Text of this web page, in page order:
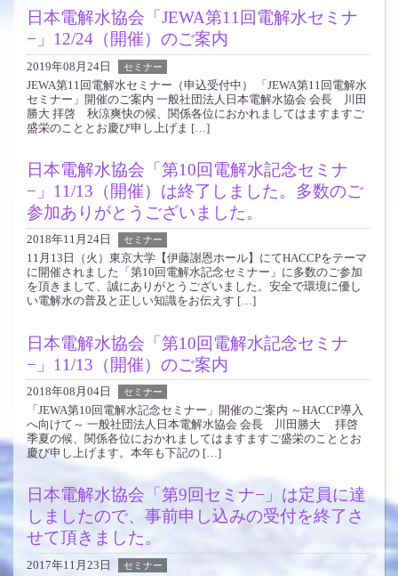
日本電解水協会「JEWA第11回電解水セミナ
−」12/24（開催）のご案内
2019年08月24日 セミナー
JEWA第11回電解水セミナー（申込受付中） 「JEWA第11回電解水
セミナー」開催のご案内 一般社団法人日本電解水協会 会長 川田
勝大 拝啓 秋涼爽快の候、関係各位におかれましてはますますご
盛栄のこととお慶び申し上げま […]
日本電解水協会「第10回電解水記念セミナ
−」11/13（開催）は終了しました。多数のご
参加ありがとうございました。
2018年11月24日 セミナー
11月13日（火）東京大学【伊藤謝恩ホール】にてHACCPをテーマ
に開催されました「第10回電解水記念セミナー」に多数のご参加
を頂きまして、誠にありがとうございました。安全で環境に優し
い電解水の普及と正しい知識をお伝えす […]
日本電解水協会「第10回電解水記念セミナ
−」11/13（開催）のご案内
2018年08月04日 セミナー
「JEWA第10回電解水記念セミナー」開催のご案内 ～HACCP導入
へ向けて～ 一般社団法人日本電解水協会 会長 川田勝大 拝啓
季夏の候、関係各位におかれましてはますますご盛栄のこととお
慶び申し上げます。本年も下記の […]
日本電解水協会「第9回セミナ−」は定員に達
しましたので、事前申し込みの受付を終了さ
せて頂きました。
2017年11月23日 セミナー